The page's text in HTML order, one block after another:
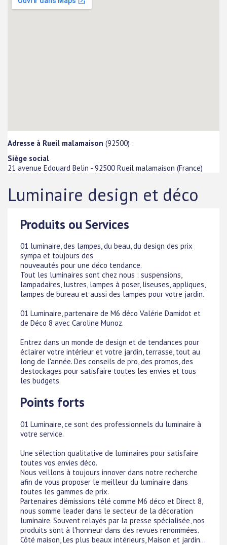
Adresse à Rueil malamaison (92500) :
Siège social
21 avenue Edouard Belin - 92500 Rueil malamaison (France)
Luminaire design et déco
Produits ou Services
01 luminaire, des lampes, du beau, du design des prix
sympa et toujours des
nouveautés pour une déco tendance.
Tout les luminaires sont chez nous : suspensions,
lampadaires, lustres, lampes à poser, liseuses, appliques,
lampes de bureau et aussi des lampes pour votre jardin.
01 Luminaire, partenaire de M6 déco Valérie Damidot et
de Déco 8 avec Caroline Munoz.
Entrez dans un monde de design et de tendances pour
éclairer votre intérieur et votre jardin, terrasse, tout au
long de l'année. Des conseils de pro, des promos, des
destockages pour satisfaire toutes les envies et tous
les budgets.
Points forts
01 Luminaire, ce sont des professionnels du luminaire à
votre service.
Une sélection qualitative de luminaires pour satisfaire
toutes vos envies déco.
Nous veillons à toujours innover dans notre recherche
afin de vous proposer le meilleur du luminaire dans
toutes les gammes de prix.
Partenaires d'émissions télé comme M6 déco et Direct 8,
nous somme leader dans le secteur de la décoration
luminaire. Souvent relayés par la presse spécialisée, nos
produits sont à l'honneur dans des revues renommées.
Côté maison, Les plus beaux intérieurs, Maison et jardin...